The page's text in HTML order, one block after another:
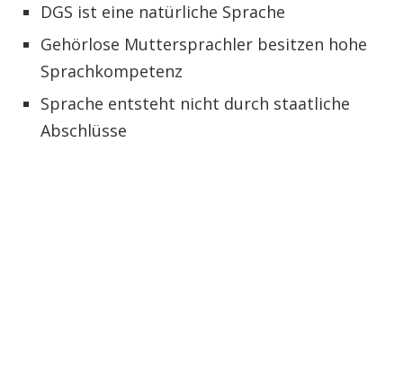
DGS ist eine natürliche Sprache
Gehörlose Muttersprachler besitzen hohe
Sprachkompetenz
Sprache entsteht nicht durch staatliche
Abschlüsse